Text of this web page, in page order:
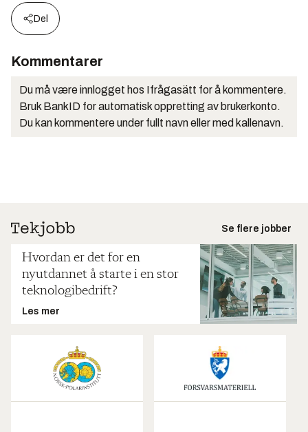
Del
Kommentarer
Du må være innlogget hos Ifrågasätt for å kommentere.
Bruk BankID for automatisk oppretting av brukerkonto.
Du kan kommentere under fullt navn eller med kallenavn.
Se flere jobber
Hvordan er det for en
nyutdannet å starte i en stor
teknologibedrift?
Les mer